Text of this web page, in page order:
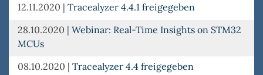
12.11.2020 | Tracealyzer 4.4.1 freigegeben
28.10.2020 | Webinar: Real-Time Insights on STM32
MCUs
08.10.2020 | Tracealyzer 4.4 freigegeben